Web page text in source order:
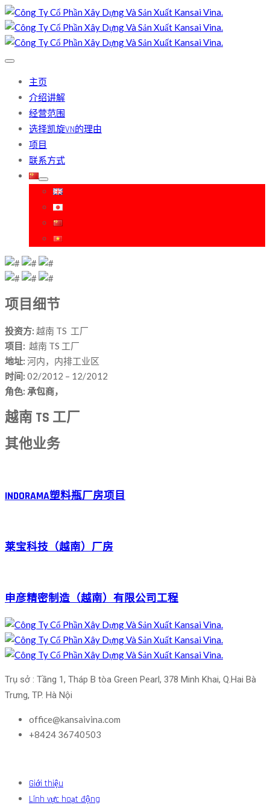
主页
介绍讲解
经营范围
选择凯旋VN的理由
项目
联系方式
项目细节
投资方: 越南 TS 工厂
项目: 越南 TS 工厂
地址: 河内，内排工业区
时间: 02/2012 – 12/2012
角色: 承包商，
越南 TS 工厂
其他业务
INDORAMA塑料瓶厂房项目
莱宝科技（越南）厂房
申彦精密制造（越南）有限公司工程
Trụ sở : Tầng 1, Tháp B tòa Green Pearl, 378 Minh Khai, Q.Hai Bà
Trưng, TP. Hà Nội
office@kansaivina.com
+8424 36740503
Giới thiệu
Lĩnh vực hoạt động